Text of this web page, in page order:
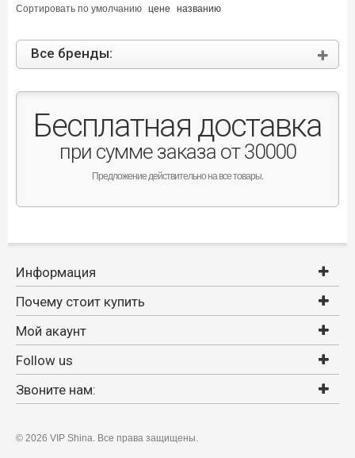
Сортировать поумолчанию цене названию
Все бренды:
Бесплатная доставка
при сумме заказа от 30000
Предложение действительно на все товары.
Информация
Почему стоит купить
Мой акаунт
Follow us
Звоните нам:
© 2026 VIP Shina. Все права защищены.